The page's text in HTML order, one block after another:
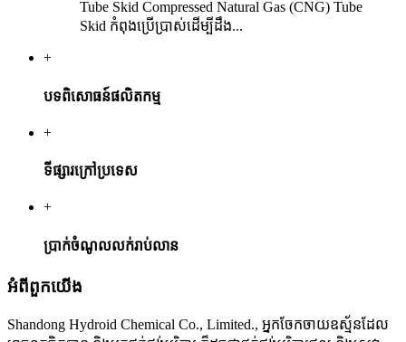
Tube Skid Compressed Natural Gas (CNG) Tube
Skid កំពុងប្រើប្រាស់ដើម្បីដឹង...
+
បទពិសោធន៍ផលិតកម្ម
+
ទីផ្សារក្រៅប្រទេស
+
ប្រាក់ចំណូលលក់រាប់លាន
អំពី​ពួក​យើង
Shandong Hydroid Chemical Co., Limited., អ្នកចែកចាយឧស្ម័នដែល